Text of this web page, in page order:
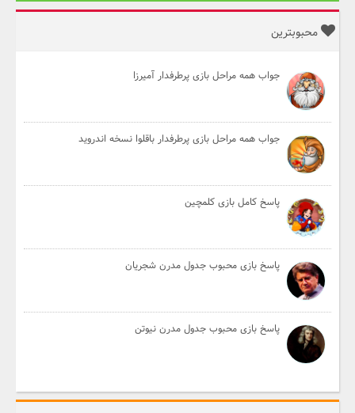
محبوبترین
جواب همه مراحل بازی پرطرفدار آمیرزا
جواب همه مراحل بازی پرطرفدار باقلوا نسخه اندروید
پاسخ کامل بازی کلمچین
پاسخ بازی محبوب جدول مدرن شجریان
پاسخ بازی محبوب جدول مدرن نیوتن